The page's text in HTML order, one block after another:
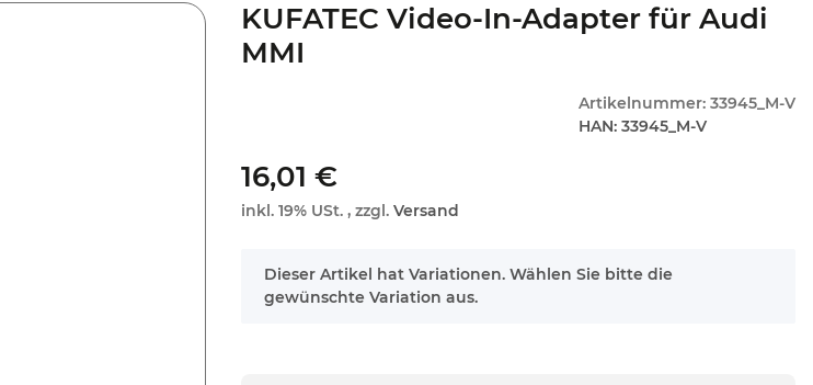
KUFATEC Video-In-Adapter für Audi
MMI
Artikelnummer: 33945_M-V
HAN: 33945_M-V
16,01 €
inkl. 19% USt. , zzgl.Versand
x
Dieser Artikel hat Variationen. Wählen Sie bitte die
gewünschte Variation aus.